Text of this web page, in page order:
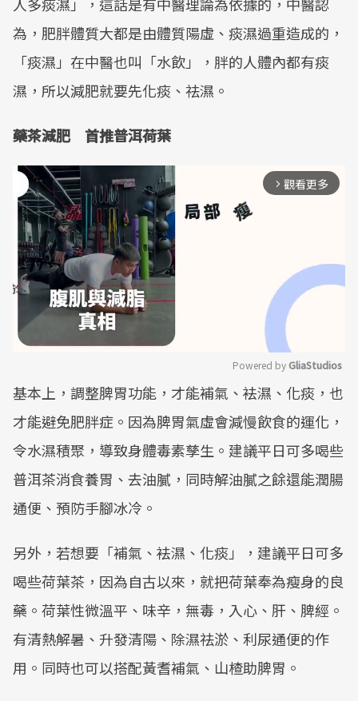
為，肥胖體質大都是由體質陽虛、痰濕過重造成的，
「痰濕」在中醫也叫「水飲」，胖的人體內都有痰
濕，所以減肥就要先化痰、祛濕。
藥茶減肥 首推普洱荷葉
arrow_forward_ios 觀看更多
Mute
Powered by GliaStudios
基本上，調整脾胃功能，才能補氣、袪濕、化痰，也
才能避免肥胖症。因為脾胃氣虛會減慢飲食的運化，
令水濕積聚，導致身體毒素孳生。建議平日可多喝些
普洱茶消食養胃、去油膩，同時解油膩之餘還能潤腸
通便、預防手腳冰冷。
另外，若想要「補氣、袪濕、化痰」，建議平日可多
喝些荷葉茶，因為自古以來，就把荷葉奉為瘦身的良
藥。荷葉性微溫平、味辛，無毒，入心、肝、脾經。
有清熱解暑、升發清陽、除濕祛淤、利尿通便的作
用。同時也可以搭配黃耆補氣、山楂助脾胃。